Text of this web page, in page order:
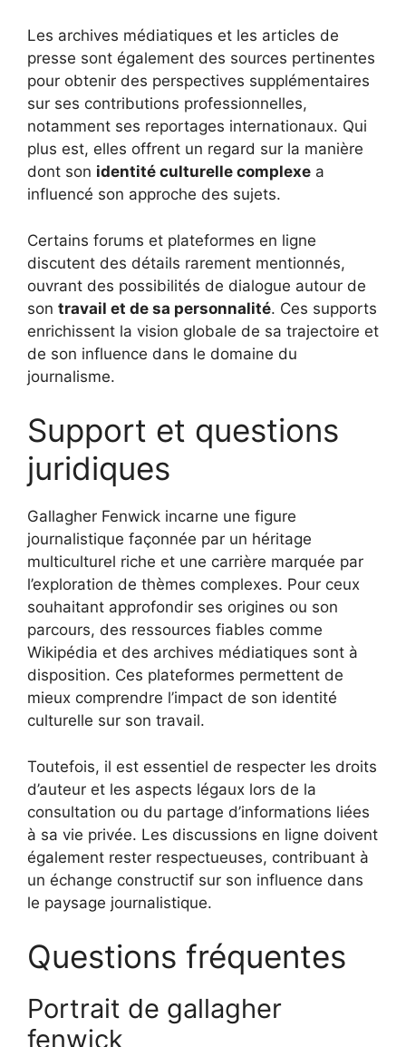
Les archives médiatiques et les articles de
presse sont également des sources pertinentes
pour obtenir des perspectives supplémentaires
sur ses contributions professionnelles,
notamment ses reportages internationaux. Qui
plus est, elles offrent un regard sur la manière
dont son identité culturelle complexe a
influencé son approche des sujets.
Certains forums et plateformes en ligne
discutent des détails rarement mentionnés,
ouvrant des possibilités de dialogue autour de
son travail et de sa personnalité. Ces supports
enrichissent la vision globale de sa trajectoire et
de son influence dans le domaine du
journalisme.
Support et questions
juridiques
Gallagher Fenwick incarne une figure
journalistique façonnée par un héritage
multiculturel riche et une carrière marquée par
l’exploration de thèmes complexes. Pour ceux
souhaitant approfondir ses origines ou son
parcours, des ressources fiables comme
Wikipédia et des archives médiatiques sont à
disposition. Ces plateformes permettent de
mieux comprendre l’impact de son identité
culturelle sur son travail.
Toutefois, il est essentiel de respecter les droits
d’auteur et les aspects légaux lors de la
consultation ou du partage d’informations liées
à sa vie privée. Les discussions en ligne doivent
également rester respectueuses, contribuant à
un échange constructif sur son influence dans
le paysage journalistique.
Questions fréquentes
Portrait de gallagher
fenwick